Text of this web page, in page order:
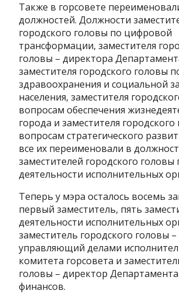
Также в горсовете
должностей. Должности
городского головы по цифровой
трансформации, заместителя
головы – директора
заместителя городского головы
здравоохранения и социальной
населения, заместителя
вопросам обеспечения
города и заместителя
вопросам стратегического
все их переименовали в
заместителей городского
деятельности исполнительных
Теперь у мэра осталось восемь
первый заместитель, пять
деятельности исполнительных
заместитель городского головы –
управляющий делами
комитета горсовета и
головы – директор
финансов.